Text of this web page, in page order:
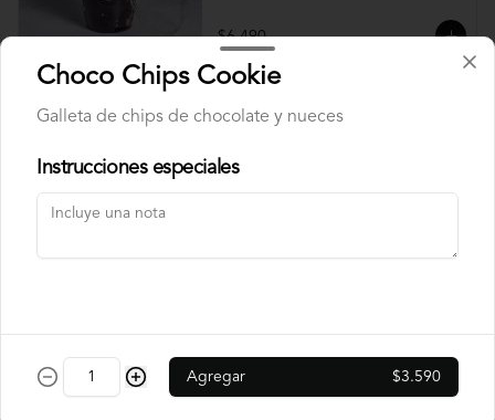
$6.490
Smoothie de Berries
Mix de berries
Vitamina Naranja 100%
Choco Chips Cookie
Galleta de chips de chocolate y nueces
Instrucciones especiales
Agregar $3.590